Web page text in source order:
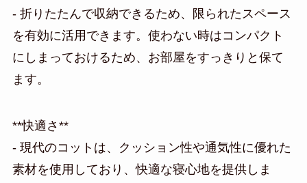
- 折りたたんで収納できるため、限られたスペース
を有効に活用できます。使わない時はコンパクト
にしまっておけるため、お部屋をすっきりと保て
ます。
**快適さ**
- 現代のコットは、クッション性や通気性に優れた
素材を使用しており、快適な寝心地を提供しま